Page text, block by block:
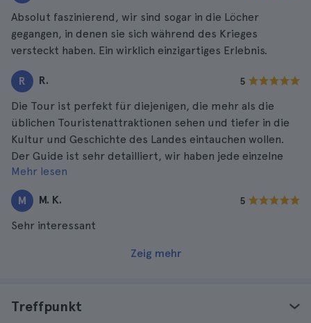
Absolut faszinierend, wir sind sogar in die Löcher
gegangen, in denen sie sich während des Krieges
versteckt haben. Ein wirklich einzigartiges Erlebnis.
R R. 5
Die Tour ist perfekt für diejenigen, die mehr als die
üblichen Touristenattraktionen sehen und tiefer in die
Kultur und Geschichte des Landes eintauchen wollen.
Der Guide ist sehr detailliert, wir haben jede einzelne
seiner Erklärungen geliebt.
Mehr lesen
M M. K. 5
Sehr interessant
Zeig mehr
Treffpunkt